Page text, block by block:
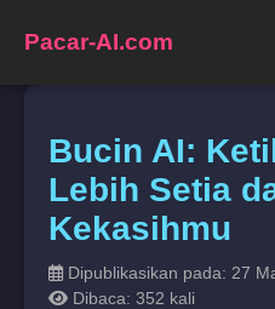
Pacar-AI.com
Bucin AI:
Lebih Setia
Kekasihmu
Dipublikasikan pada: 27
Dibaca: 352 kali